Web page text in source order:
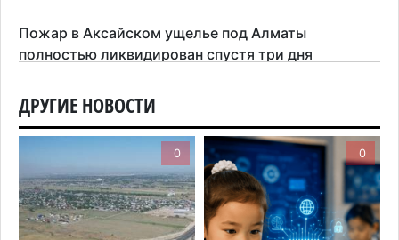
Пожар в Аксайском ущелье под Алматы
полностью ликвидирован спустя три дня
Минэкологии опровергло фото тигра возле села
в Алматинской области
184
Казахстан стал лидером Центральной Азии в
мировом рейтинге благополучия
ДРУГИЕ НОВОСТИ
0 0